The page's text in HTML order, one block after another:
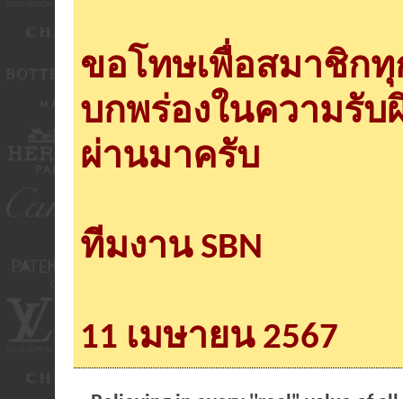
ขอโทษเพื่อสมาชิก
บกพร่องในความรั
ผ่านมาครับ
ทีมงาน SBN
11 เมษายน 2567